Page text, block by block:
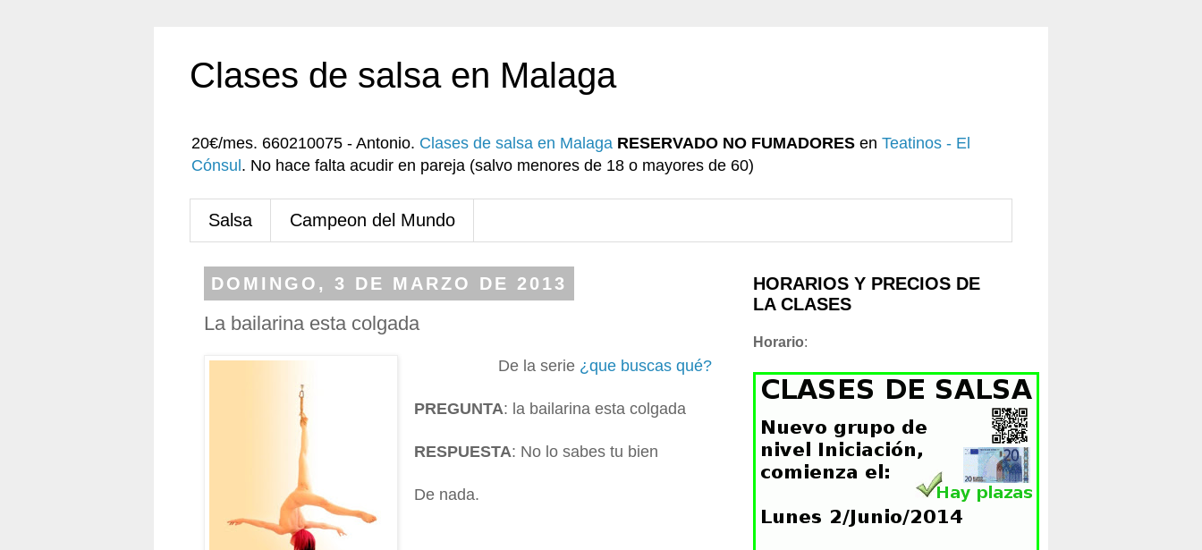
Clases de salsa en Malaga
20€/mes. 660210075 - Antonio. Clases de salsa en Malaga RESERVADO NO FUMADORES en Teatinos - El
Cónsul . No hace falta acudir en pareja (salvo menores de 18 o mayores de 60)
Salsa Campeon del Mundo
DOMINGO, 3 DE MARZO DE 2013
La bailarina esta colgada
De la serie ¿que buscas qué?
PREGUNTA: la bailarina esta colgada
RESPUESTA: No lo sabes tu bien
De nada.
HORARIOS Y PRECIOS DE
LA CLASES
Horario: